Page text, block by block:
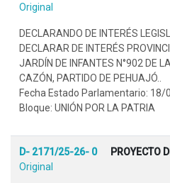
Original
DECLARANDO DE INTERÉS
DECLARAR DE INTERÉS
JARDÍN DE INFANTES N°902 DE
CAZÓN, PARTIDO DE PEHUAJÓ..
Fecha Estado Parlamentario: 18/
Bloque: UNIÓN POR LA PATRIA
D- 2171/25-26- 0 PROYECTO
Original